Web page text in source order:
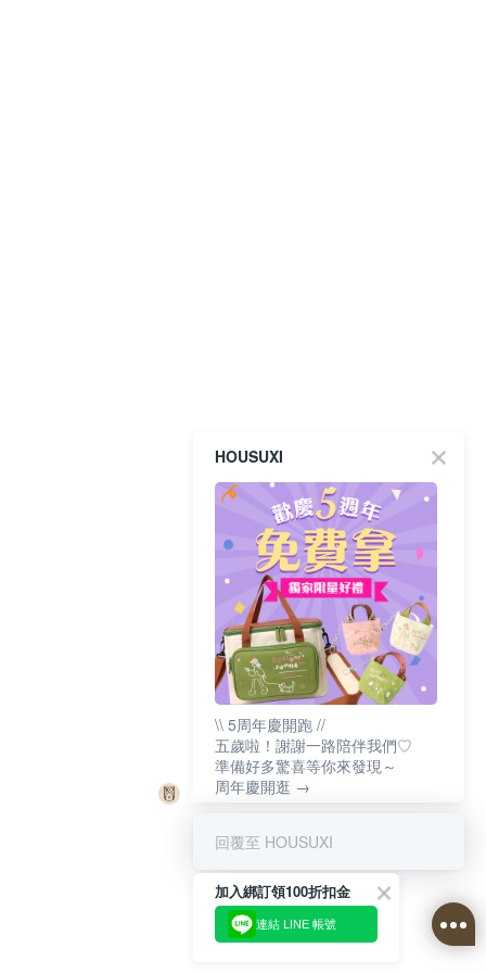
HOUSUXI
\\ 5周年慶開跑 //
五歲啦！謝謝一路陪伴我們♡
準備好多驚喜等你來發現～
周年慶開逛 →
回覆至 HOUSUXI
加入綁訂領100折扣金
連結 LINE 帳號